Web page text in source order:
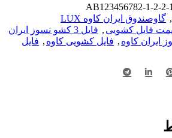
AB123456782-1-2-2-
, گاوصندوق ایران کاوه LUX
فایل کشویی ,
فایل 3 کشو نسوز ایران
ایران کاوه , فایل کشویی کاوه , فایل
مشاهده
سریع